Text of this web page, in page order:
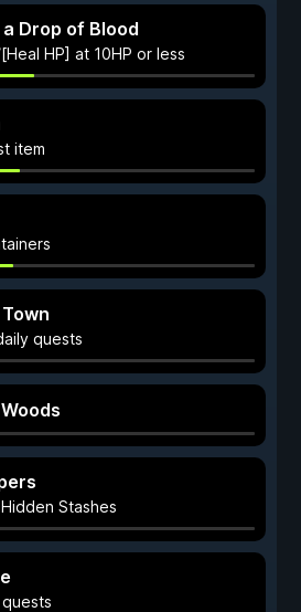
Drop of Blood
HP] at 10HP or less
item
quests
Stashes